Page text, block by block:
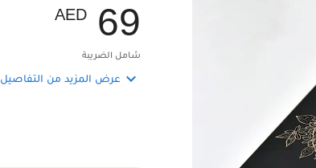
AED 69
شامل الضريبة
 عرض المزيد من التفاصيل